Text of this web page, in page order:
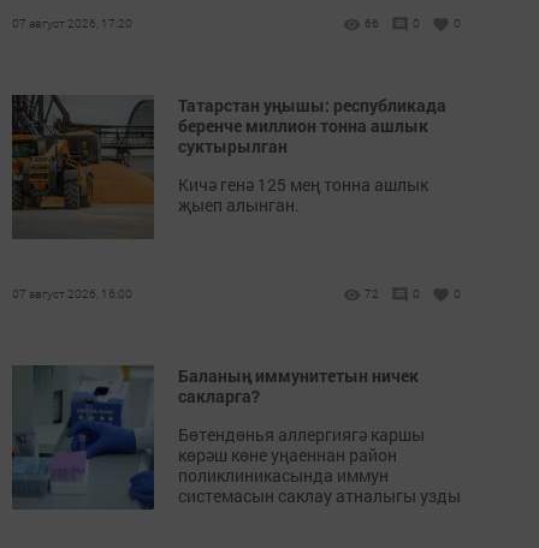
07 август 2026, 17:20 66 0 0
Татарстан уңышы: республикада
беренче миллион тонна ашлык
суктырылган
Кичә генә 125 мең тонна ашлык
җыеп алынган.
07 август 2026, 16:00 72 0 0
Баланың иммунитетын ничек
сакларга?
Бөтендөнья аллергиягә каршы
көрәш көне уңаеннан район
поликлиникасында иммун
системасын саклау атналыгы узды